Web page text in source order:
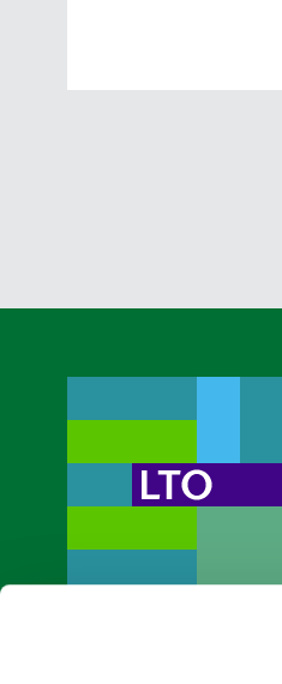
werkgeversorganisatie